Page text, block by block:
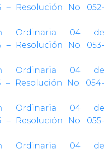
– Resolución No. 052-
Ordinaria 04 de
– Resolución No. 053-
Ordinaria 04 de
– Resolución No. 054-
Ordinaria 04 de
– Resolución No. 055-
Ordinaria 04 de